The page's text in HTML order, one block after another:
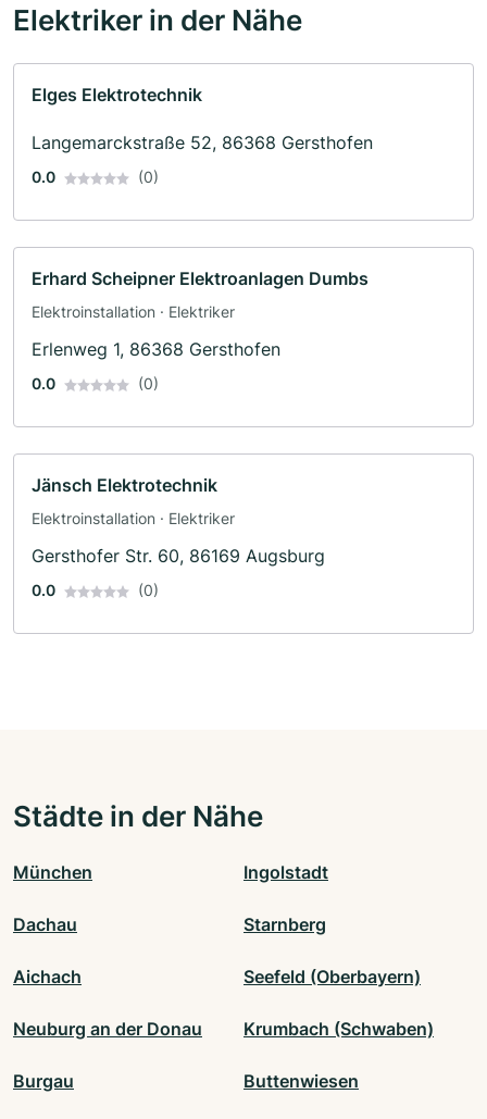
Elektriker in der Nähe
Elges Elektrotechnik
Langemarckstraße 52, 86368 Gersthofen
0.0 (0)
Erhard Scheipner Elektroanlagen Dumbs
Elektroinstallation · Elektriker
Erlenweg 1, 86368 Gersthofen
0.0 (0)
Jänsch Elektrotechnik
Elektroinstallation · Elektriker
Gersthofer Str. 60, 86169 Augsburg
0.0 (0)
Städte in der Nähe
München Ingolstadt
Dachau Starnberg
Aichach Seefeld (Oberbayern)
Neuburg an der Donau Krumbach (Schwaben)
Burgau Buttenwiesen